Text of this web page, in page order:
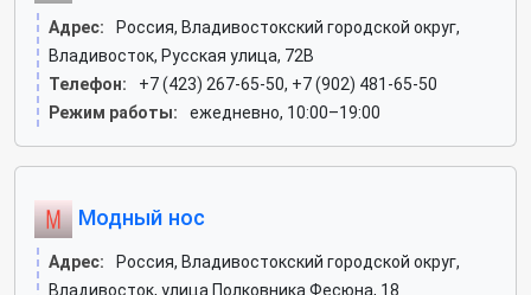
Адрес:
Россия, Владивостокский городской округ,
Владивосток, Русская улица, 72В
Телефон:
+7 (423) 267-65-50, +7 (902) 481-65-50
Режим работы:
ежедневно, 10:00–19:00
Модный нос
Адрес:
Россия, Владивостокский городской округ,
Владивосток, улица Полковника Фесюна, 18